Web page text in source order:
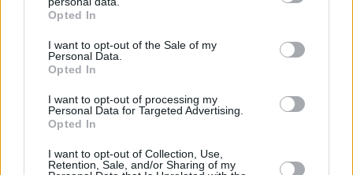
grant or deny consent to Google and its third-party tags to
use your data for below specified purposes in below Google
consent section.
Opted In
I want to opt-out of the Sale of my
Personal Data.
Opted In
I want to opt-out of processing my
Personal Data for Targeted Advertising.
Opted In
I want to opt-out of Collection, Use,
Retention, Sale, and/or Sharing of my